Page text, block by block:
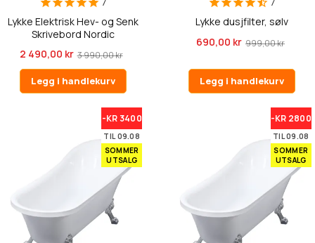
Lykke Elektrisk Hev- og Senk
Skrivebord Nordic
2 490,00 kr 3 990,00 kr
Legg i handlekurv
Lykke dusjfilter, sølv
690,00 kr 999,00 kr
Legg i handlekurv
-KR 3400
TIL 09.08
SOMMER
UTSALG
-KR 2800
TIL 09.08
SOMMER
UTSALG